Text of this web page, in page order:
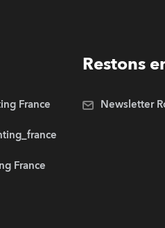
France
France
Restons
Newsletter